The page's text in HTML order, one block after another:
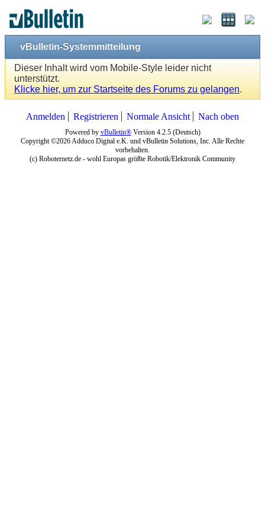
vBulletin-Systemmitteilung
Dieser Inhalt wird vom Mobile-Style leider nicht
unterstützt.
Klicke hier, um zur Startseite des Forums zu gelangen.
Anmelden Registrieren Normale Ansicht Nach oben
Powered by vBulletin®Version 4.2.5 (Deutsch)
Copyright ©2026 Adduco Digital e.K. und vBulletin Solutions, Inc. Alle Rechte
vorbehalten.
(c) Roboternetz.de - wohl Europas größte Robotik/Elektronik Community